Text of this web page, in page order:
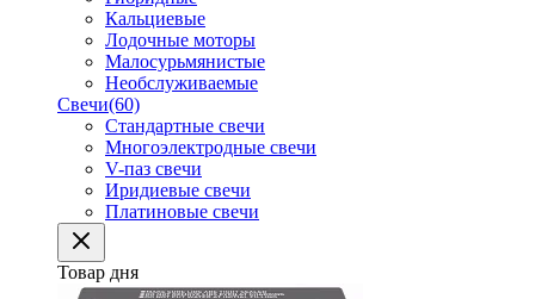
Кальциевые
Лодочные моторы
Малосурьмянистые
Необслуживаемые
Свечи(60)
Стандартные свечи
Многоэлектродные свечи
V-паз свечи
Иридиевые свечи
Платиновые свечи
Товар дня